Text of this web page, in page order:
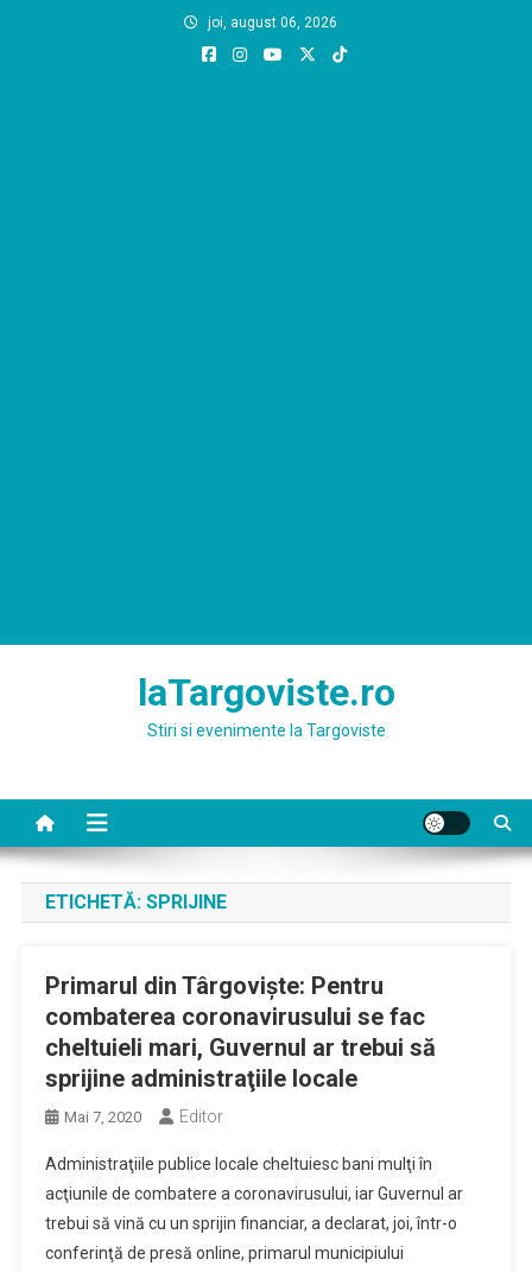
joi, august 06, 2026
laTargoviste.ro
Stiri si evenimente la Targoviste
ETICHETĂ: SPRIJINE
Primarul din Târgovişte: Pentru
combaterea coronavirusului se fac
cheltuieli mari, Guvernul ar trebui să
sprijine administraţiile locale
Mai 7, 2020 Editor
Administraţiile publice locale cheltuiesc bani mulţi în
acţiunile de combatere a coronavirusului, iar Guvernul ar
trebui să vină cu un sprijin financiar, a declarat, joi, într-o
conferinţă de presă online, primarul municipiului